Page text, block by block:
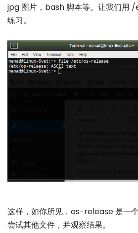
jpg 图片，bash 脚本等。让我们
练习。
这样，如你所见，os-release 是一
尝试其他文件，并观察结果。